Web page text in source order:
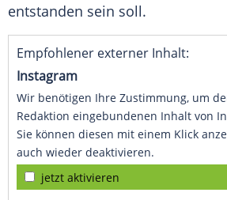
entstanden sein soll.
Empfohlener externer Inhalt:
Instagram
Wir benötigen Ihre Zustimmung, um
Redaktion eingebundenen Inhalt von
Sie können diesen mit einem Klick
auch wieder deaktivieren.
jetzt aktivieren